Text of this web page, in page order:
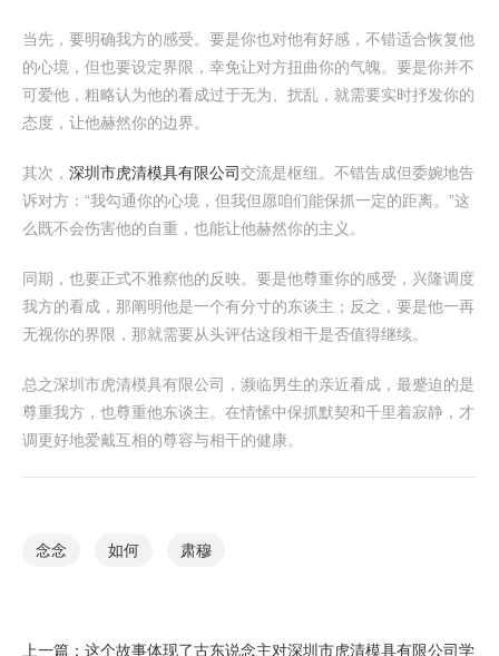
当先，要明确我方的感受。要是你也对他有好感，不错适合恢复他
的心境，但也要设定界限，幸免让对方扭曲你的气魄。要是你并不
可爱他，粗略认为他的看成过于无为、扰乱，就需要实时抒发你的
态度，让他赫然你的边界。
其次， 深圳市虎清模具有限公司交流是枢纽。不错告成但委婉地告
诉对方：“我勾通你的心境，但我但愿咱们能保抓一定的距离。”这
么既不会伤害他的自重，也能让他赫然你的主义。
同期，也要正式不雅察他的反映。要是他尊重你的感受，兴隆调度
我方的看成，那阐明他是一个有分寸的东谈主；反之，要是他一再
无视你的界限，那就需要从头评估这段相干是否值得继续。
总之深圳市虎清模具有限公司，濒临男生的亲近看成，最蹙迫的是
尊重我方，也尊重他东谈主。在情愫中保抓默契和千里着寂静，才
调更好地爱戴互相的尊容与相干的健康。
念念 如何 肃穆
上一篇： 这个故事体现了古东说念主对深圳市虎清模具有限公司学